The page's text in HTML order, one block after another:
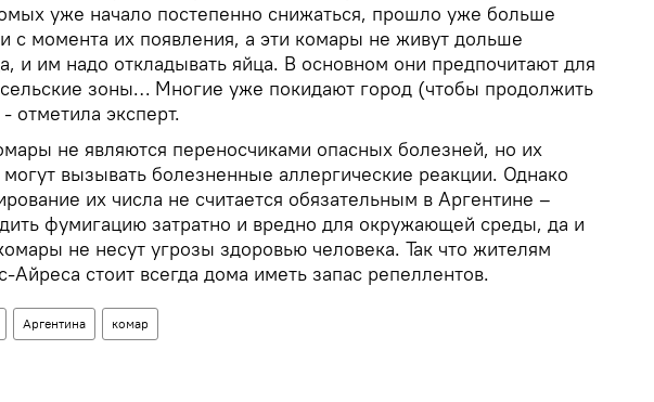
уже начало постепенно снижаться, прошло уже больше
с момента их появления, а эти комары не живут дольше
и им надо откладывать яйца. В основном они предпочитают для
сельские зоны… Многие уже покидают город (чтобы продолжить
отметила эксперт.
не являются переносчиками опасных болезней, но их
вызывать болезненные аллергические реакции. Однако
их числа не считается обязательным в Аргентине –
фумигацию затратно и вредно для окружающей среды, да и
не несут угрозы здоровью человека. Так что жителям
Айреса стоит всегда дома иметь запас репеллентов.
Аргентина комар